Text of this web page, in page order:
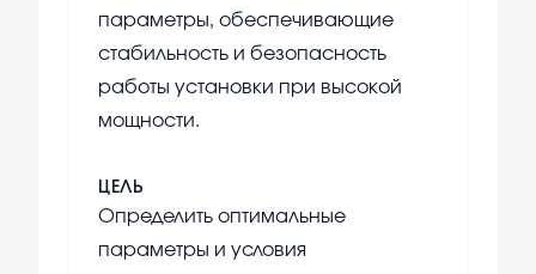
параметры, обеспечивающие
стабильность и безопасность
работы установки при высокой
мощности.
ЦЕЛЬ
Определить оптимальные
параметры и условия